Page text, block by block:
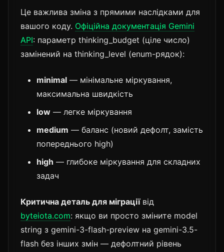
Це важлива зміна з прямими наслідками для
вашого коду. Офіційна документація Gemini
API: параметр thinking_budget (ціле число)
замінений на thinking_level (enum-рядок):
minimal — мінімальне міркування,
максимальна швидкість
low — легке міркування
medium — баланс (новий дефолт, замість
попереднього high)
high — глибоке міркування для складних
задач
Критична деталь для міграціївід
byteiota.com: якщо ви просто зміните model
string з gemini-3-flash-preview на gemini-3.5-
flash без інших змін — дефолтний рівень